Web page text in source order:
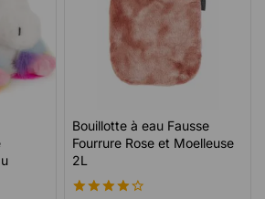
Bouillotte à eau Fausse
Fourrure Rose et Moelleuse
2L